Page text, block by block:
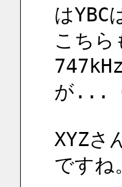
はYBC
こちら
が...
XYZさ
ですね